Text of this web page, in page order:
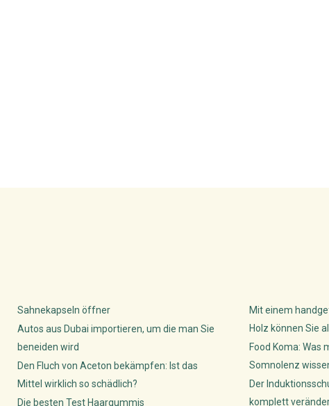
Sahnekapseln öffner
Autos aus Dubai importieren, um die man Sie
beneiden wird
Den Fluch von Aceton bekämpfen: Ist das
Mittel wirklich so schädlich?
Die besten Test Haargummis
Mit einem
Holz können Sie
Food Koma: Was
Somnolenz
Der
komplett